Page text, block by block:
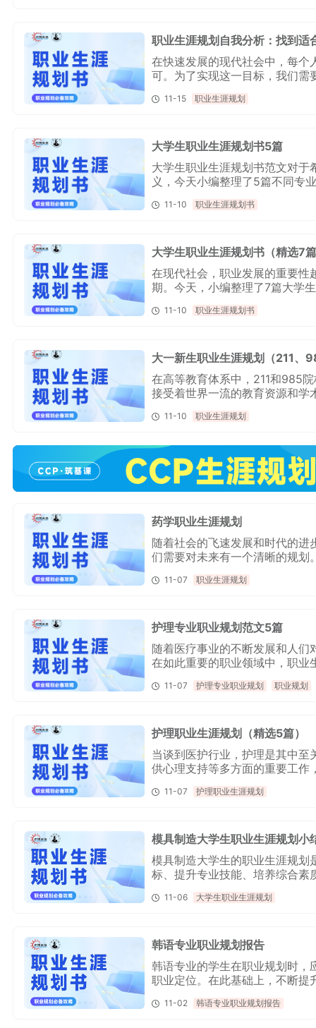
职业生涯规划自我分析：找到适
在快速发展的现代社会中，每个
可。为了实现这一目标，我们需
何设定和实施职业目标，帮助你
11-15 职业生涯规划
大学生职业生涯规划书5篇
大学生职业生涯规划书范文对
义，今天小编整理了5篇不同专
自己的未来职业发展。接下来，
11-10 职业生涯规划书
大学生职业生涯规划书（精选7
在现代社会，职业发展的重要性
期。今天，小编整理了7篇大学
方法和技巧，规划出自己的光明
11-10 职业生涯规划书
大一新生职业生涯规划（211、
在高等教育体系中，211和985
接受着世界一流的教育资源和学
细解读职业规划的重要性以及如
11-10 职业生涯规划
药学职业生涯规划
随着社会的飞速发展和时代的
们需要对未来有一个清晰的规划
段我们需要全面了解自己，明确
11-07 职业生涯规划
护理专业职业规划范文5篇
随着医疗事业的不断发展和人
在如此重要的职业领域中，职
11-07 护理专业职业规划 职业规划
护理职业生涯规划（精选5篇）
当谈到医护行业，护理是其中
供心理支持等多方面的重要工作
选5篇），希望对大家做护理职
11-07 护理职业生涯规划
模具制造大学生职业生涯规划小
模具制造大学生的职业生涯规划
标、提升专业技能、培养综合素
职业发展方向和节奏，实现个人
11-06 大学生职业生涯规划
韩语专业职业规划报告
韩语专业的学生在职业规划时，
职业定位。在此基础上，不断提
遇，相信自己的职业道路一定会
11-02 韩语专业职业规划报告